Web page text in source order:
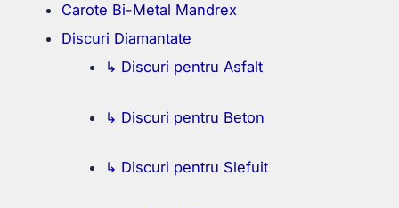
Carote Bi-Metal Mandrex
Discuri Diamantate
↳ Discuri pentru Asfalt
↳ Discuri pentru Beton
↳ Discuri pentru Slefuit